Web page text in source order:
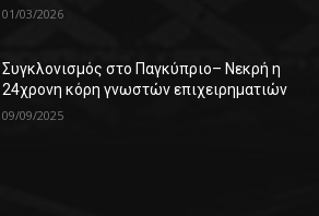
01/03/2026
Συγκλονισμός στο Παγκύπριο– Νεκρή η
24χρονη κόρη γνωστών επιχειρηματιών
09/09/2025